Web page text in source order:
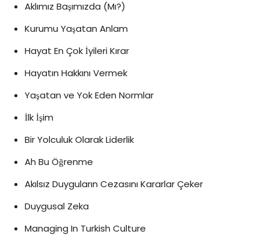
Aklımız Başımızda (Mı?)
Kurumu Yaşatan Anlam
Hayat En Çok İyileri Kırar
Hayatın Hakkını Vermek
Yaşatan ve Yok Eden Normlar
İlk İşim
Bir Yolculuk Olarak Liderlik
Ah Bu Öğrenme
Akılsız Duyguların Cezasını Kararlar Çeker
Duygusal Zeka
Managing In Turkish Culture